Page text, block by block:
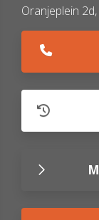
Oranjeplein